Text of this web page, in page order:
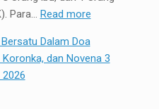
Para… Read more:
St.
Antonius
Dalam Doa
dan Novena 3